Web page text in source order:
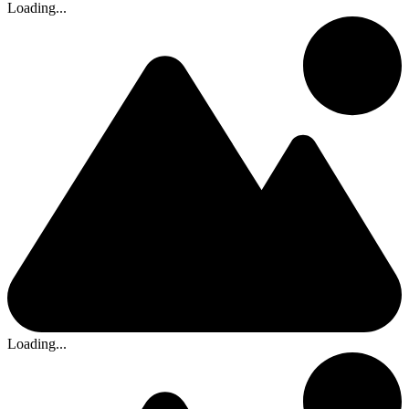
Loading...
Loading...